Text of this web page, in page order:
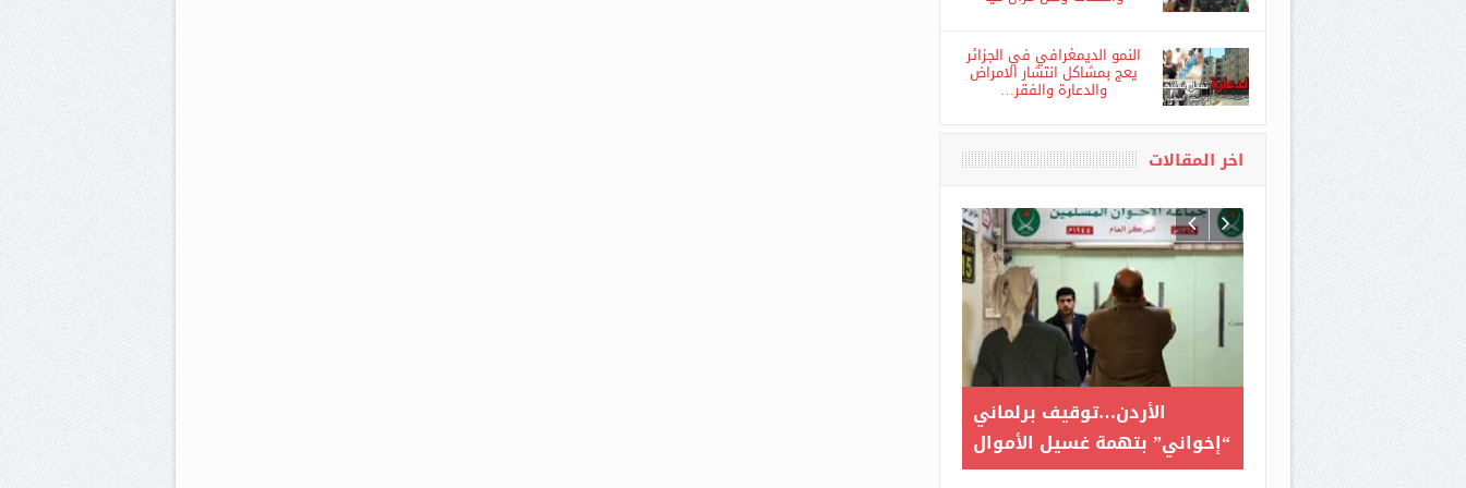
واعتقاله وهل مزال حيا
والدعارة والفقر…
اخر المقالات
نائب أمريكي يحذر من خطر
تفكك شبكة متهمة